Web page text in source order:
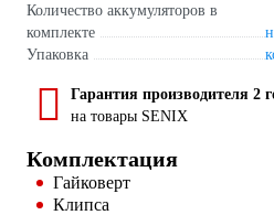
Количество аккумуляторов в
комплекте
Упаковка
Гарантия производителя 2
на товары SENIX
Комплектация
Гайковерт
Клипса